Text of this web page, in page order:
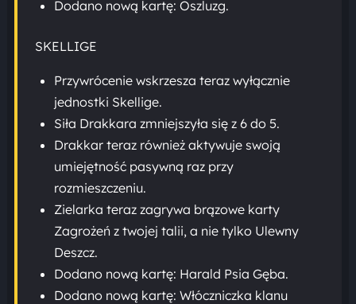
Dodano nową kartę: Oszluzg.
SKELLIGE
Przywrócenie wskrzesza teraz wyłącznie
jednostki Skellige.
Siła Drakkara zmniejszyła się z 6 do 5.
Drakkar teraz również aktywuje swoją
umiejętność pasywną raz przy
rozmieszczeniu.
Zielarka teraz zagrywa brązowe karty
Zagrożeń z twojej talii, a nie tylko Ulewny
Deszcz.
Dodano nową kartę: Harald Psia Gęba.
Dodano nową kartę: Włóczniczka klanu